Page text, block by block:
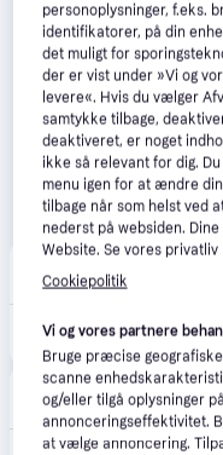
CS
39 kr. fragt
24hshop.dk
49 kr. fragt,2-4
personoplysninger, f.eks.
identifikatorer, på din
det muligt for
der er vist under »Vi og
levere«. Hvis du vælger
samtykke tilbage,
deaktiveret, er noget
ikke så relevant for dig.
menu igen for at ændre
tilbage når som helst ved
nederst på websiden.
Website. Se vores
Cookiepolitik
Vi og vores partnere
Bruge præcise
scanne
og/eller tilgå oplysninger
annonceringseffektivitet.
at vælge annoncering.